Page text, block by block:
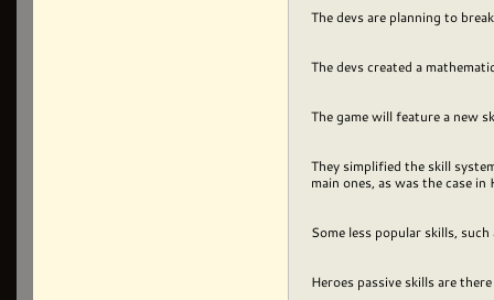
The devs are planning to
The devs created a
The game will feature a new
They simplified the skill
main ones, as was the case
Some less popular skills,
Heroes passive skills are